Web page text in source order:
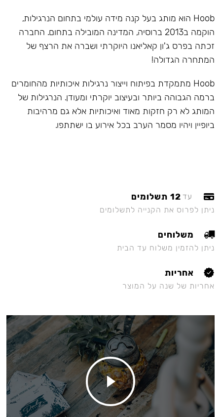
Hoob הוא מותג בעל קנה מידה עולמי בתחום הנרגילות,
הוקמה ב2013 ברוסיה, המדינה המובילה בתחום. החברה
זכתה בפרס ג'ון קאליאנו היוקרתי ושברה את הרצף של
המתחרה הגדולה!
Hoob מתמקדת בפיתוח וייצור נרגילות איכותיות מהחומרים
ברמה הגבוהה ביותר ובעיצוב יוקרתי ומעודן. הנרגילות של
המותג לא רק חזקות מאוד ואיכותיות אלא גם מרהיבות
ביופיין ויהיו מסמר הערב בכל אירוע בו ישתתפו.
עד 12 תשלומים
ניתן לפרוס את הקנייה לתשלומים
משלוחים
ניתן להזמין משלוח עד הבית
אחריות
אחריות של שנה על המוצר